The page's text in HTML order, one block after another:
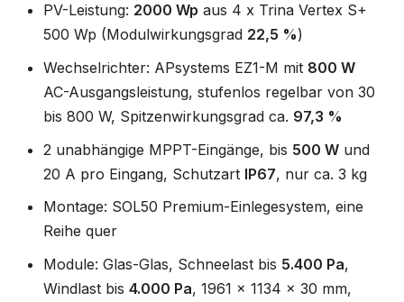
PV-Leistung: 2000 Wp aus 4 x Trina Vertex S+
500 Wp (Modulwirkungsgrad 22,5 %)
Wechselrichter: APsystems EZ1-M mit 800 W
AC-Ausgangsleistung, stufenlos regelbar von 30
bis 800 W, Spitzenwirkungsgrad ca. 97,3 %
2 unabhängige MPPT-Eingänge, bis 500 W und
20 A pro Eingang, Schutzart IP67, nur ca. 3 kg
Montage: SOL50 Premium-Einlegesystem, eine
Reihe quer
Module: Glas-Glas, Schneelast bis 5.400 Pa,
Windlast bis 4.000 Pa, 1961 x 1134 x 30 mm,